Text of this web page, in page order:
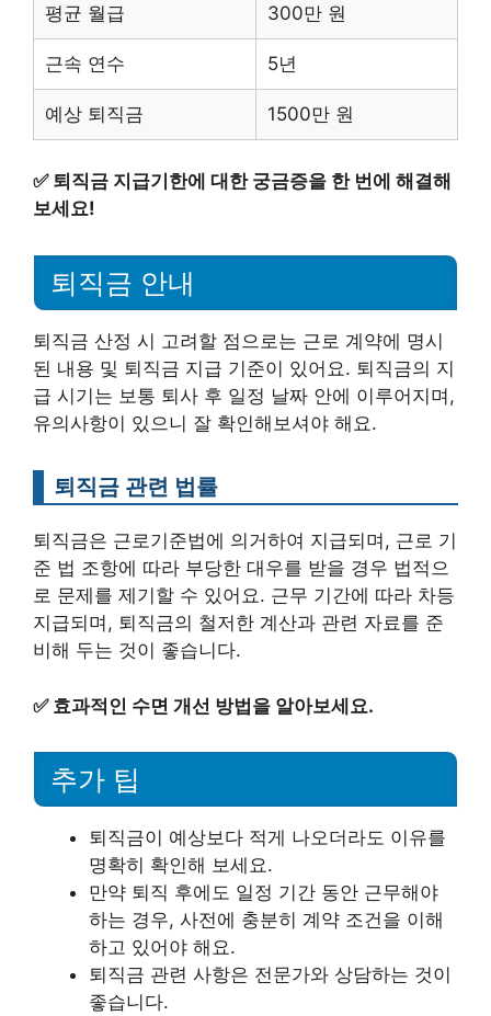
평균 월급 300만 원
근속 연수 5년
예상 퇴직금 1500만 원
✅ 퇴직금 지급기한에 대한 궁금증을 한 번에 해결해
보세요!
퇴직금 안내
퇴직금 산정 시 고려할 점으로는 근로 계약에 명시
된 내용 및 퇴직금 지급 기준이 있어요. 퇴직금의 지
급 시기는 보통 퇴사 후 일정 날짜 안에 이루어지며,
유의사항이 있으니 잘 확인해보셔야 해요.
퇴직금 관련 법률
퇴직금은 근로기준법에 의거하여 지급되며, 근로 기
준 법 조항에 따라 부당한 대우를 받을 경우 법적으
로 문제를 제기할 수 있어요. 근무 기간에 따라 차등
지급되며, 퇴직금의 철저한 계산과 관련 자료를 준
비해 두는 것이 좋습니다.
✅ 효과적인 수면 개선 방법을 알아보세요.
추가 팁
퇴직금이 예상보다 적게 나오더라도 이유를
명확히 확인해 보세요.
만약 퇴직 후에도 일정 기간 동안 근무해야
하는 경우, 사전에 충분히 계약 조건을 이해
하고 있어야 해요.
퇴직금 관련 사항은 전문가와 상담하는 것이
좋습니다.